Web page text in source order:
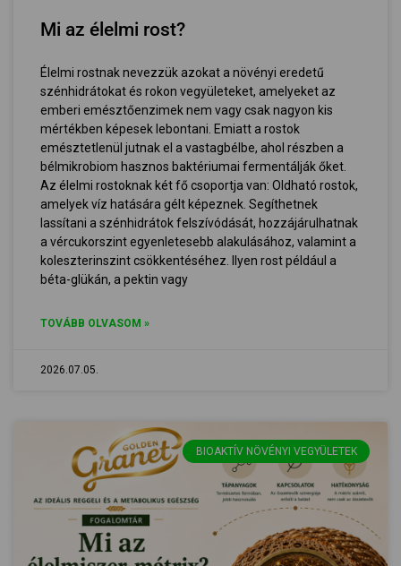
Mi az élelmi rost?
Élelmi rostnak nevezzük azokat a növényi eredetű
szénhidrátokat és rokon vegyületeket, amelyeket az
emberi emésztőenzimek nem vagy csak nagyon kis
mértékben képesek lebontani. Emiatt a rostok
emésztetlenül jutnak el a vastagbélbe, ahol részben a
bélmikrobiom hasznos baktériumai fermentálják őket.
Az élelmi rostoknak két fő csoportja van: Oldható rostok,
amelyek víz hatására gélt képeznek. Segíthetnek
lassítani a szénhidrátok felszívódását, hozzájárulhatnak
a vércukorszint egyenletesebb alakulásához, valamint a
koleszterinszint csökkentéséhez. Ilyen rost például a
béta-glükán, a pektin vagy
TOVÁBB OLVASOM »
2026.07.05.
BIOAKTÍV NÖVÉNYI VEGYÜLETEK